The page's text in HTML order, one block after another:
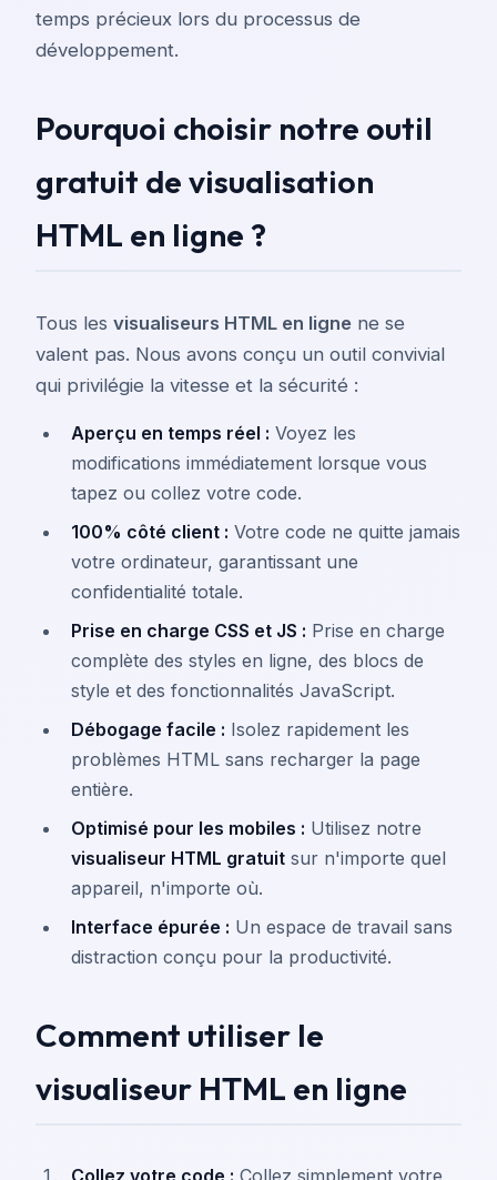
temps précieux lors du processus de
développement.
Pourquoi choisir notre outil
gratuit de visualisation
HTML en ligne ?
Tous les visualiseurs HTML en ligne ne se
valent pas. Nous avons conçu un outil convivial
qui privilégie la vitesse et la sécurité :
Aperçu en temps réel : Voyez les
modifications immédiatement lorsque vous
tapez ou collez votre code.
100% côté client : Votre code ne quitte jamais
votre ordinateur, garantissant une
confidentialité totale.
Prise en charge CSS et JS : Prise en charge
complète des styles en ligne, des blocs de
style et des fonctionnalités JavaScript.
Débogage facile : Isolez rapidement les
problèmes HTML sans recharger la page
entière.
Optimisé pour les mobiles : Utilisez notre
visualiseur HTML gratuit sur n'importe quel
appareil, n'importe où.
Interface épurée : Un espace de travail sans
distraction conçu pour la productivité.
Comment utiliser le
visualiseur HTML en ligne